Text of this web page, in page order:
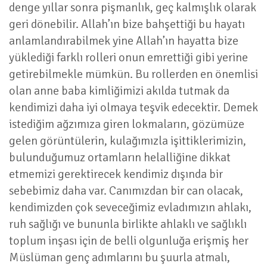
denge yıllar sonra pişmanlık, geç kalmışlık olarak
geri dönebilir. Allah’ın bize bahşettiği bu hayatı
anlamlandırabilmek yine Allah’ın hayatta bize
yüklediği farklı rolleri onun emrettiği gibi yerine
getirebilmekle mümkün. Bu rollerden en önemlisi
olan anne baba kimliğimizi akılda tutmak da
kendimizi daha iyi olmaya teşvik edecektir. Demek
istediğim ağzımıza giren lokmaların, gözümüze
gelen görüntülerin, kulağımızla işittiklerimizin,
bulunduğumuz ortamların helalliğine dikkat
etmemizi gerektirecek kendimiz dışında bir
sebebimiz daha var. Canımızdan bir can olacak,
kendimizden çok seveceğimiz evladımızın ahlakı,
ruh sağlığı ve bununla birlikte ahlaklı ve sağlıklı
toplum inşası için de belli olgunluğa erişmiş her
Müslüman genç adımlarını bu şuurla atmalı,